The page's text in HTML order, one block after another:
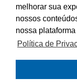
melhorar sua
nossos
nossa
Política de
O principal